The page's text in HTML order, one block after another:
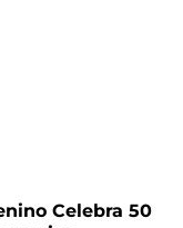
Celebra 50